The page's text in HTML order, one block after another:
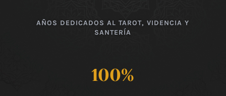
AÑOS DEDICADOS AL TAROT, VIDENCIA Y
SANTERÍA
100%